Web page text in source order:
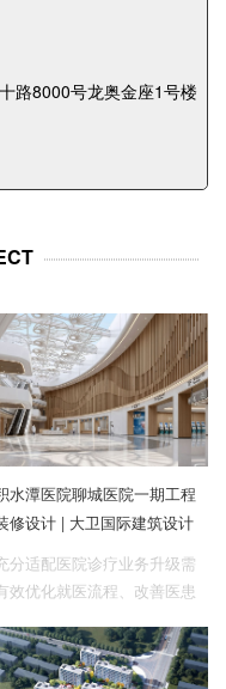
路8000号龙奥金座1号楼
水潭医院聊城医院一期工程
修设计 | 大卫国际建筑设计
分适配医院诊疗业务升级需
效优化就医流程、改善医患
安全高效、舒适便民的现代
空间。